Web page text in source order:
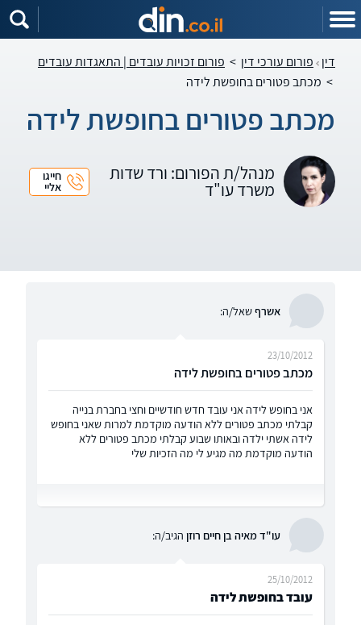
דין פורום עורכי דין > פורום זכויות עובדים | התאגדות עובדים
> מכתב פטורים בחופשת לידה
מכתב פטורים בחופשת לידה
מנהל/ת הפורום: ורד שדות
משרד עו"ד
חייגו
אליי
אשרףשאל/ה:
מכתב פטורים בחופשת לידה
23/10/2012
אני בחופש לידה אני עובד חדש חודשיים וחצי בחברת בנייה
קבלתי מכתב פטורים ללא הודעה מוקדמת למרות שאני בחופש
לידה אשתי ילדה ובאותו שבוע קבלתי מכתב פטורים ללא
הודעה מוקדמת מה מגיע לי מה הזכיות שלי
עו"ד מאיה בן חיים רוזן הגיב/ה:
עובד בחופשת לידה
25/10/2012